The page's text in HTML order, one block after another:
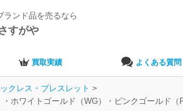
ランド品を売るなら
すがや
買取実績 よくある質問
クレス・ブレスレット
ホワイトゴールド（WG）・ピンクゴールド